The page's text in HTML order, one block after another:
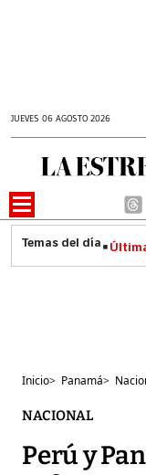
JUEVES 06 AGOSTO 2026
Inicio> Panamá>
NACIONAL
Perú y